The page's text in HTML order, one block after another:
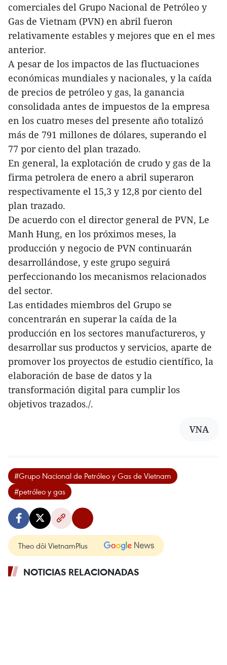
comerciales del Grupo Nacional de Petróleo y
Gas de Vietnam (PVN) en abril fueron
relativamente estables y mejores que en el mes
anterior.
A pesar de los impactos de las fluctuaciones
económicas mundiales y nacionales, y la caída
de precios de petróleo y gas, la ganancia
consolidada antes de impuestos de la empresa
en los cuatro meses del presente año totalizó
más de 791 millones de dólares, superando el
77 por ciento del plan trazado.
En general, la explotación de crudo y gas de la
firma petrolera de enero a abril superaron
respectivamente el 15,3 y 12,8 por ciento del
plan trazado.
De acuerdo con el director general de PVN, Le
Manh Hung, en los próximos meses, la
producción y negocio de PVN continuarán
desarrollándose, y este grupo seguirá
perfeccionando los mecanismos relacionados
del sector.
Las entidades miembros del Grupo se
concentrarán en superar la caída de la
producción en los sectores manufactureros, y
desarrollar sus productos y servicios, aparte de
promover los proyectos de estudio científico, la
elaboración de base de datos y la
transformación digital para cumplir los
objetivos trazados./.
VNA
#Grupo Nacional de Petróleo y Gas de Vietnam
#petróleo y gas
Theo dõi VietnamPlus
NOTICIAS RELACIONADAS